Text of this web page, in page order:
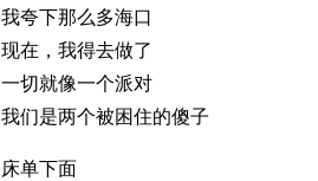
我夸下那么多海口
现在，我得去做了
一切就像一个派对
我们是两个被困住的傻子
床单下面